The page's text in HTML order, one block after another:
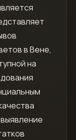
в Вене,
на